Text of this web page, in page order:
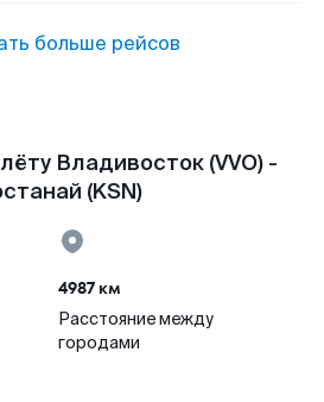
больше рейсов
Владивосток (VVO) -
(KSN)
4987 км
Расстояние между
городами